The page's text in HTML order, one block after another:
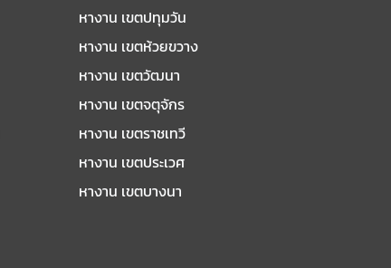
หางาน เขตปทุมวัน
หางาน เขตห้วยขวาง
หางาน เขตวัฒนา
หางาน เขตจตุจักร
หางาน เขตราชเทวี
หางาน เขตประเวศ
หางาน เขตบางนา